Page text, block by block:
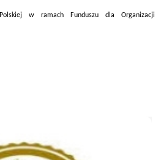
w ramach Funduszu dla Organizacji